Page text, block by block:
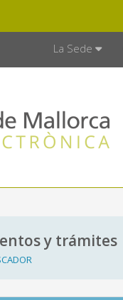
La Sede
y trámites